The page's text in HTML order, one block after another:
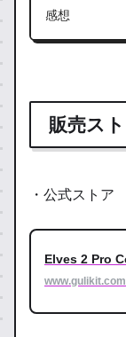
感想
販売ス
・公式ストア
Elves 2 Pro
www.gulikit.com